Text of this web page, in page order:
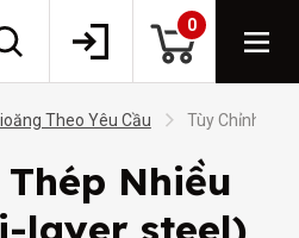
0
Theo Yêu Cầu Tùy Chỉnh
Nhiều
layer steel)